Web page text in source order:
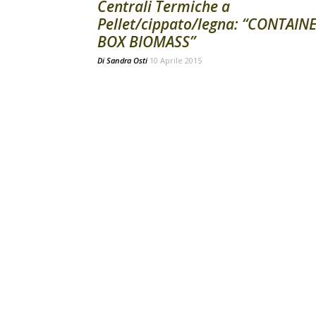
Centrali Termiche a
Pellet/cippato/legna:
BOX BIOMASS”
Di Sandra Osti 10 Aprile 2015